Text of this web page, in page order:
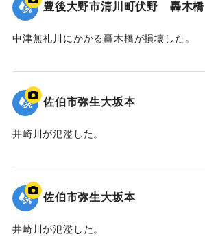
豊後大野市清川町伏野 轟木橋
中津無礼川にかかる轟木橋が損壊した。
｜固有コード:01204097
佐伯市弥生大坂本
井崎川が氾濫した。
｜固有コード:01204096
佐伯市弥生大坂本
井崎川が氾濫した。